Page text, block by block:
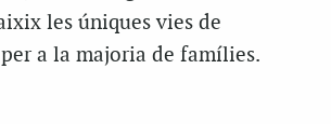
les úniques vies de
a la majoria de famílies.